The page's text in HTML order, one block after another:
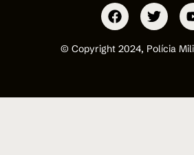
© Copyright 2024, Polícia